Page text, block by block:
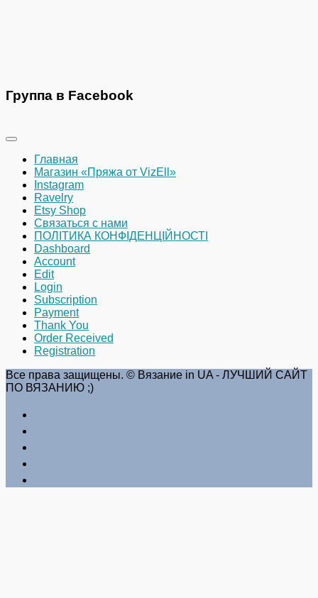
Группа в Facebook
Главная
Магазин «Пряжа от VizEll»
Instagram
Ravelry
Etsy Shop
Связаться с нами
ПОЛІТИКА КОНФІДЕНЦІЙНОСТІ
Dashboard
Account
Edit
Login
Subscription
Payment
Thank You
Order Received
Registration
Все права защищены. © Вязание in UA - ЛУЧШИЙ САЙТ
ПО ВЯЗАНИЮ ;)